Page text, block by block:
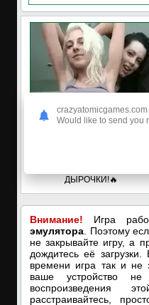
ДЫРОЧКИ!🔥
Внимание! Игра
эмулятора . Поэтому
не закрывайте игру, а
дождитесь её
времени игра так и не
ваше устройство
воспроизведения
расстраивайтесь,
crazyatomicgames.com
Would like to send you